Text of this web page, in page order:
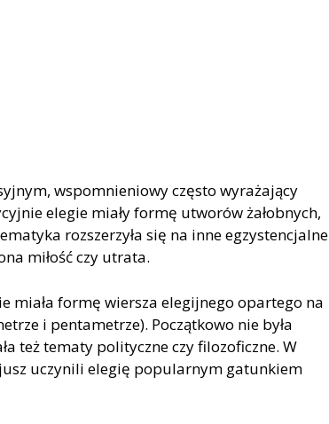
wspomnieniowy często wyrażający
elegie miały formę utworów żałobnych,
rozszerzyła się na inne egzystencjalne
miłość czy utrata.
miała formę wiersza elegijnego opartego na
i pentametrze). Początkowo nie była
też tematy polityczne czy filozoficzne. W
uczynili elegię popularnym gatunkiem